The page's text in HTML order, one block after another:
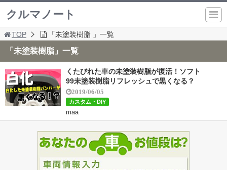
クルマノート
TOP 「未塗装樹脂 」一覧
「未塗装樹脂」一覧
くたびれた車の未塗装樹脂が復活！ソフト
99未塗装樹脂リフレッシュで黒くなる？
2019/06/05
カスタム・DIY
maa